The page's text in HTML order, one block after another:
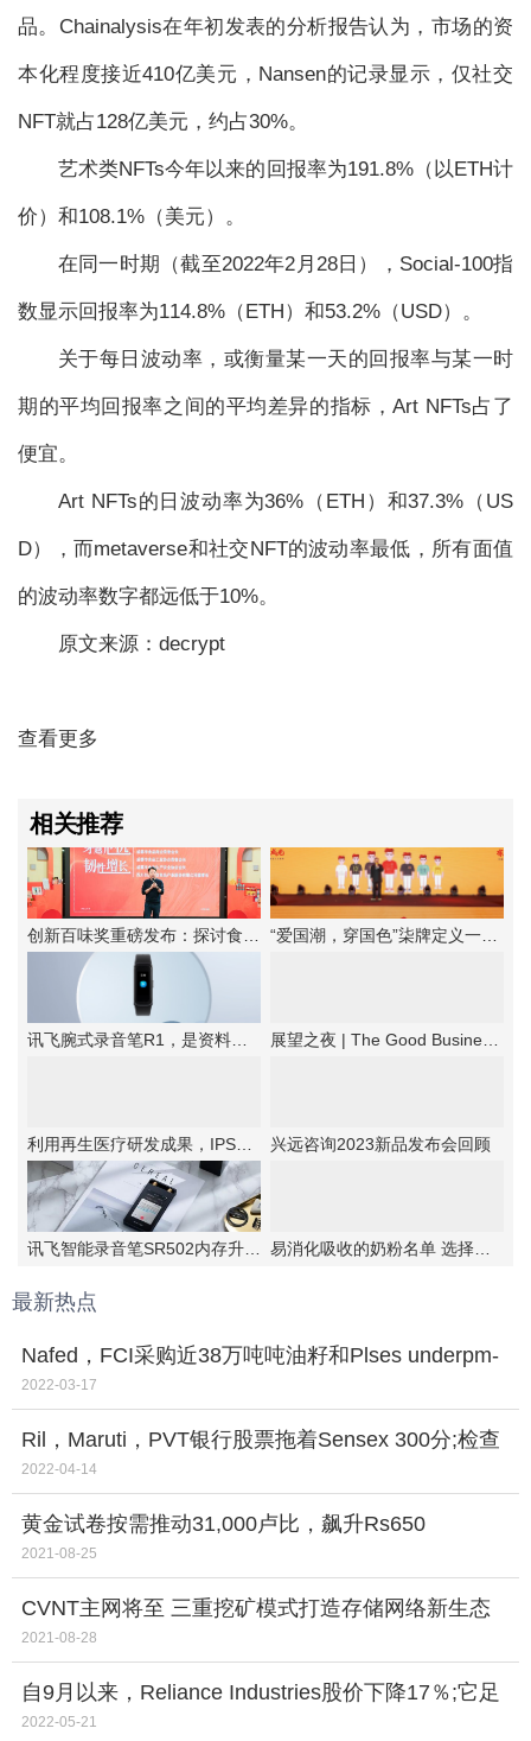
品。Chainalysis在年初发表的分析报告认为，市场的资
本化程度接近410亿美元，Nansen的记录显示，仅社交
NFT就占128亿美元，约占30%。
艺术类NFTs今年以来的回报率为191.8%（以ETH计
价）和108.1%（美元）。
在同一时期（截至2022年2月28日），Social-100指
数显示回报率为114.8%（ETH）和53.2%（USD）。
关于每日波动率，或衡量某一天的回报率与某一时
期的平均回报率之间的平均差异的指标，Art NFTs占了
便宜。
Art NFTs的日波动率为36%（ETH）和37.3%（US
D），而metaverse和社交NFT的波动率最低，所有面值
的波动率数字都远低于10%。
原文来源：decrypt
查看更多
相关推荐
兴远咨询2023新品发布会回顾
最新热点
Nafed，FCI采购近38万吨吨油籽和Plses underpm-
aasha
2022-03-17
Ril，Maruti，PVT银行股票拖着Sensex 300分;检查
什么是称量
2022-04-14
黄金试卷按需推动31,000卢比，飙升Rs650
2021-08-25
CVNT主网将至 三重挖矿模式打造存储网络新生态
2021-08-28
自9月以来，Reliance Industries股价下降17％;它足
以买不足吗？
2022-05-21